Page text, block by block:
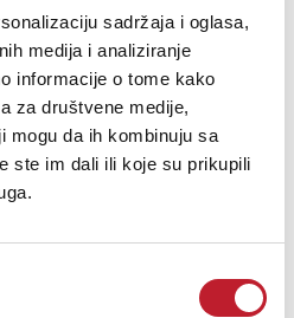
sadržaja i oglasa,
medija i analiziranje
informacije o tome kako
za društvene medije,
mogu da ih kombinuju sa
ste im dali ili koje su prikupili
DODAJ U KORPU